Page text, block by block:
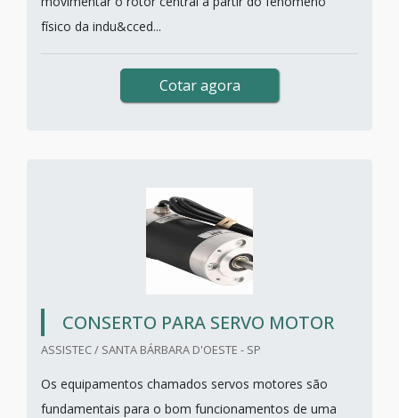
físico da indu&cced...
Cotar agora
CONSERTO PARA SERVO MOTOR
ASSISTEC / SANTA BÁRBARA D'OESTE - SP
Os equipamentos chamados servos motores são
fundamentais para o bom funcionamentos de uma